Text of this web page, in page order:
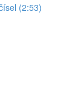
(2:53)